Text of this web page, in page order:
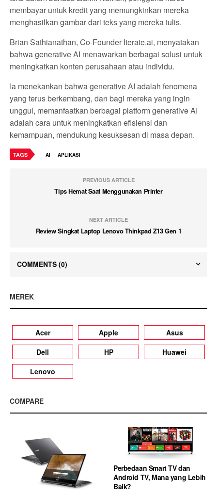
membayar untuk kredit yang memungkinkan mereka
menghasilkan gambar dari teks yang mereka tulis.
Brian Sathianathan, Co-Founder Iterate.ai, menyatakan
bahwa generative AI menawarkan berbagai solusi untuk
meningkatkan konten perusahaan atau individu.
Ia menekankan bahwa generative AI adalah fenomena
yang terus berkembang, dan bagi mereka yang ingin
unggul, memanfaatkan berbagai platform generative AI
adalah cara untuk meningkatkan efisiensi dan
kemampuan, mendukung kesuksesan di masa depan.
TAGS AI APLIKASI
PREVIOUS ARTICLE
Tips Hemat Saat Menggunakan Printer
NEXT ARTICLE
Review Singkat Laptop Lenovo Thinkpad Z13 Gen 1
COMMENTS (0)
MEREK
Acer Apple
Asus
Dell
HP
Huawei
Lenovo
COMPARE
Perbedaan Smart TV dan
Android TV, Mana yang Lebih
Baik?